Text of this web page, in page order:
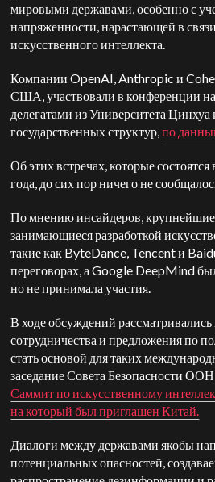
мировыми державами, особенно с
напряженности, нарастающей в
искусственного интеллекта.
Компании OpenAI, Anthropic и
США, участвовали в конференции
делегатами из Университета
государственных структур,по
Об этих встречах, которые
года, до сих пор ничего не
По мнению инсайдеров,
занимающиеся разработкой
такие как ByteDance, Tencent и
переговорах, а Google DeepMind
но не принимала участия.
В ходе обсуждений
сотрудничества и предложения по
стать основой для таких
заседание Совета Безопасности
Саммит по искусственному
на который был приглашен Китай.
Диалоги между державами якобы
потенциальных опасностей,